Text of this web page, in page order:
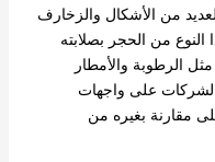
من الأشكال والزخارف
النوع من الحجر بصلابته
الرطوبة والأمطار
على واجهات
مقارنة بغيره من